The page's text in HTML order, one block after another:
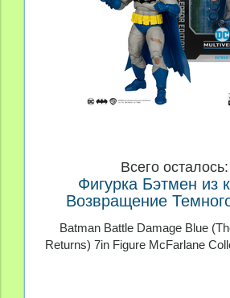
Всего
Фигурка Бэтмен из
Возвращение
Batman Battle Damage Blue
Returns) 7in Figure McFarlane